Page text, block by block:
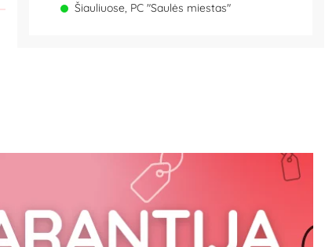
Šiauliuose, PC "Saulės miestas"